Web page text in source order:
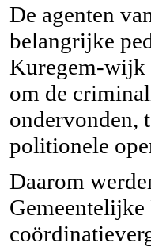
De agenten
belangrijke
Kuregem-wijk
om de
ondervonden,
politionele
Daarom